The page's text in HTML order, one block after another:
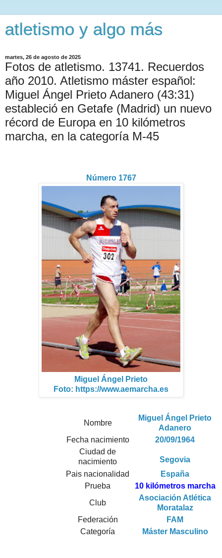
atletismo y algo más
martes, 26 de agosto de 2025
Fotos de atletismo. 13741. Recuerdos
año 2010. Atletismo máster español:
Miguel Ángel Prieto Adanero (43:31)
estableció en Getafe (Madrid) un nuevo
récord de Europa en 10 kilómetros
marcha, en la categoría M-45
Número 1767
Miguel Ángel Prieto
Foto: https://www.aemarcha.es
Nombre
Miguel Ángel Prieto
Adanero
Fecha nacimiento
20/09/1964
Ciudad de
nacimiento
Segovia
Pais nacionalidad
España
Prueba
10 kilómetros marcha
Club
Asociación Atlética
Moratalaz
Federación
FAM
Categoría
Máster Masculino